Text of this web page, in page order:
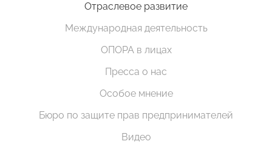
Отраслевое развитие
Международная деятельность
ОПОРА в лицах
Пресса о нас
Особое мнение
Бюро по защите прав предпринимателей
Видео